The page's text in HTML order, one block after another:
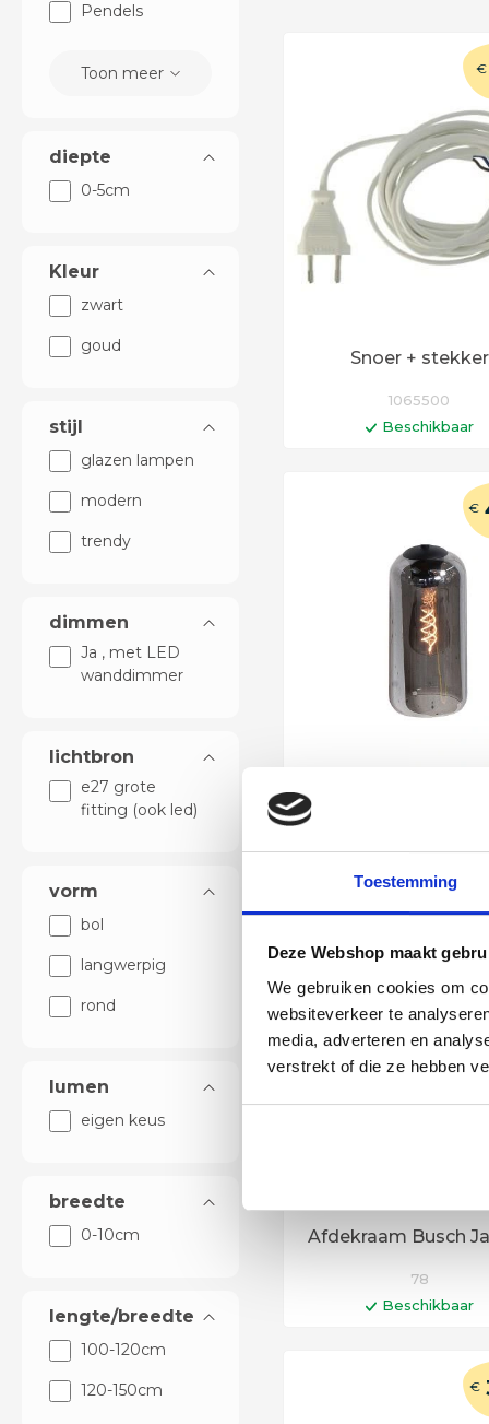
Toestemming
Deze Webshop maakt
We gebruiken cookies om
websiteverkeer te
media, adverteren en
verstrekt of die ze hebben
Pendels
Toon meer
diepte
0-5cm
Kleur
zwart
goud
stijl
glazen lampen
modern
trendy
dimmen
Ja , met LED
wanddimmer
lichtbron
e27 grote
fitting (ook led)
vorm
bol
langwerpig
rond
lumen
eigen keus
breedte
0-10cm
lengte/breedte
100-120cm
120-150cm
Snoer + stekker
€
1065500
Beschikbaar
Levertijd 6 - 12 €
In
besteld = vandaag
Afdekraam Busch
€
78
Beschikbaar
Levertijd 6 - 12 €